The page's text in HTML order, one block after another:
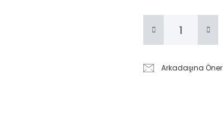
Arkadaşına Öner